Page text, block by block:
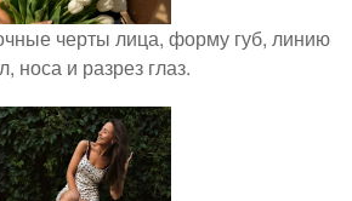
черты лица, форму губ, линию
носа и разрез глаз.